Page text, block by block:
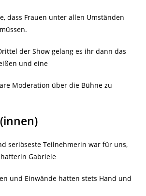
dass Frauen unter allen Umständen
der Show gelang es ihr dann das
und eine
Moderation über die Bühne zu
seriöseste Teilnehmerin war für uns,
Gabriele
und Einwände hatten stets Hand und